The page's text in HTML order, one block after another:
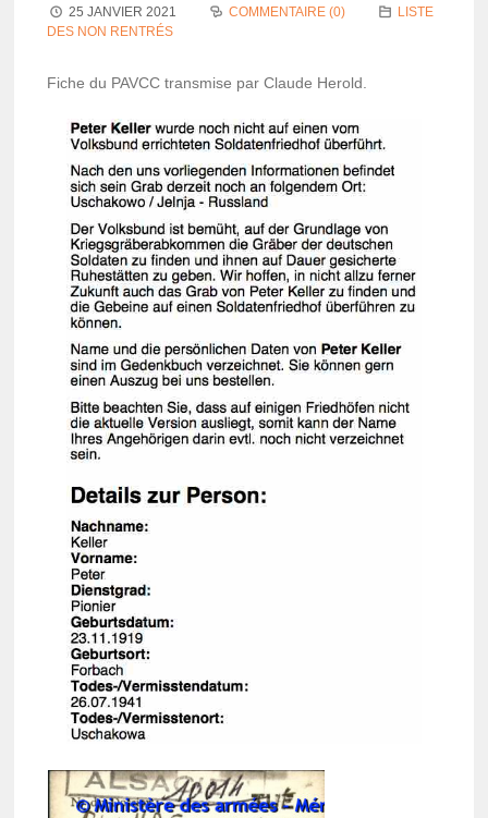
25 JANVIER 2021 COMMENTAIRE (0)
LISTE
DES NON RENTRÉS
Fiche du PAVCC trans­mise par Claude Herold.